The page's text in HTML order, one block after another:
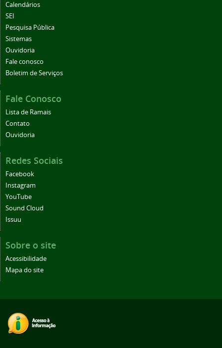
Calendários
SEI
Pesquisa Pública
Sistemas
Ouvidoria
Fale conosco
Boletim de Serviços
Fale Conosco
Lista de Ramais
Contato
Ouvidoria
Redes Sociais
Facebook
Instagram
YouTube
Sound Cloud
Issuu
Sobre o site
Acessibilidade
Mapa do site